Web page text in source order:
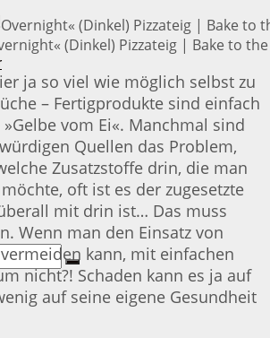
(Dinkel) Pizzateig | Bake to
ja so viel wie möglich selbst zu
– Fertigprodukte sind einfach
vom Ei«. Manchmal sind
Quellen das Problem,
Zusatzstoffe drin, die man
oft ist es der zugesetzte
mit drin ist… Das muss
Wenn man den Einsatz von
kann, mit einfachen
nicht?! Schaden kann es ja auf
auf seine eigene Gesundheit